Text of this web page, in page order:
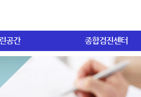
공간 종합검진센터